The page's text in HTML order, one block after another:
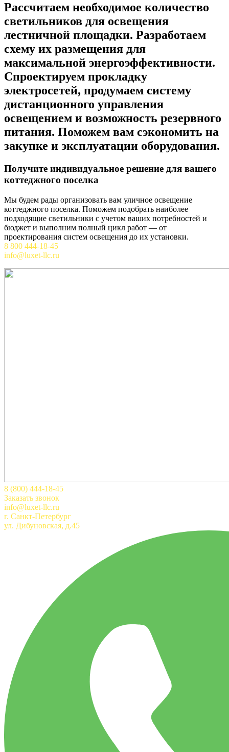
Рассчитаем необходимое количество
светильников для освещения
лестничной площадки. Разработаем
схему их размещения для
максимальной энергоэффективности.
Спроектируем прокладку
электросетей, продумаем систему
дистанционного управления
освещением и возможность резервного
питания. Поможем вам сэкономить на
закупке и эксплуатации оборудования.
Получите индивидуальное решение для вашего
коттеджного поселка
Мы будем рады организовать вам уличное освещение
коттеджного поселка. Поможем подобрать наиболее
подходящие светильники с учетом ваших потребностей и
бюджет и выполним полный цикл работ — от
проектирования систем освещения до их установки.
8 800 444-18-45
info@luxet-llc.ru
8 (800) 444-18-45
Заказать звонок
info@luxet-llc.ru
г. Санкт-Петербург
ул. Дибуновская, д.45